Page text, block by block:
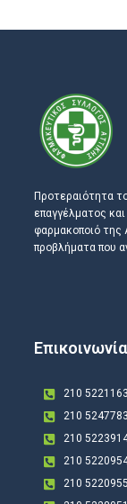
Προτεραιότητα
επαγγέλματος
φαρμακοποιό της
προβλήματα που
Επικοινωνία
210 5221163
210 5247783
210
210
210 5220955